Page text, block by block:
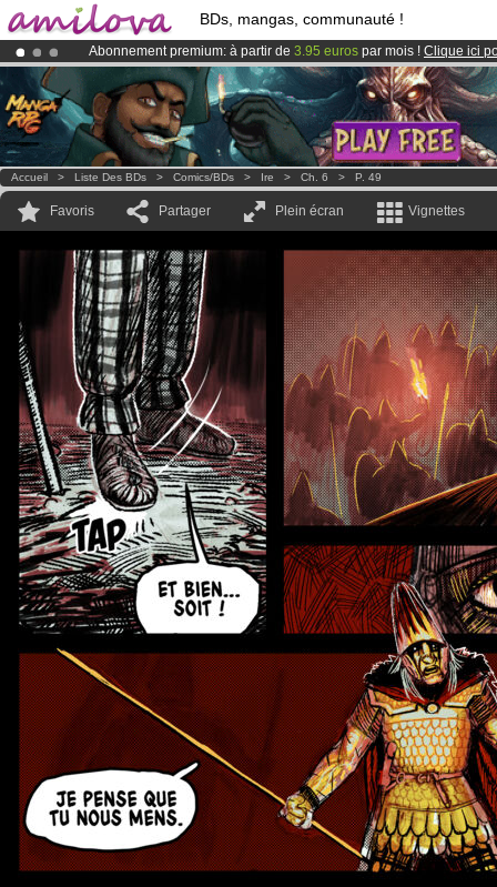
BDs, mangas, communauté !
Abonnement premium: à partir de 3.95 euros par mois ! Clique ici
Déjà 100000membreset 1000BDs & Mangas!
LeKickstarter Amilova est désormais lancé
Accueil > Liste Des BDs > Comics/BDs > Ire > Ch. 6 > P. 49
Favoris Partager Plein écran Vignettes